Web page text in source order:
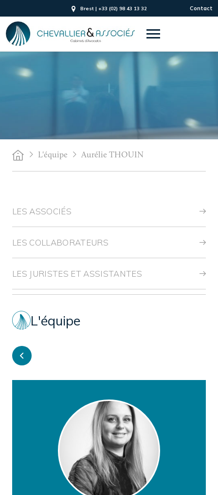
Brest | +33 (02) 98 43 13 32 Contact
L'équipe Aurélie THOUIN
LES ASSOCIÉS
LES COLLABORATEURS
LES JURISTES ET ASSISTANTES
L'équipe